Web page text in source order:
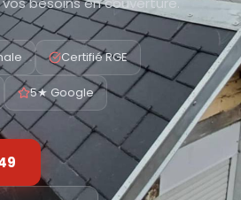
Certifié RGE
5★ Google